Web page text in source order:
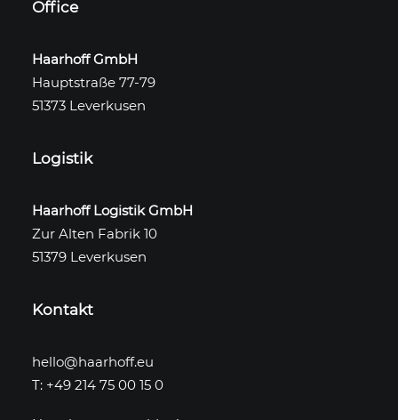
Office
Haarhoff GmbH
Hauptstraße 77-79
51373 Leverkusen
Logistik
Haarhoff Logistik GmbH
Zur Alten Fabrik 10
51379 Leverkusen
Kontakt
hello@haarhoff.eu
T: +49 214 75 00 15 0